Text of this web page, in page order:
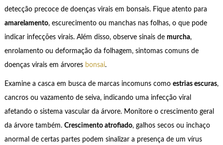
detecção precoce de doenças virais em bonsais. Fique atento para
amarelamento, escurecimento ou manchas nas folhas, o que pode
indicar infecções virais. Além disso, observe sinais de murcha,
enrolamento ou deformação da folhagem, sintomas comuns de
doenças virais em árvores bonsai.
Examine a casca em busca de marcas incomuns como estrias escuras,
cancros ou vazamento de seiva, indicando uma infecção viral
afetando o sistema vascular da árvore. Monitore o crescimento geral
da árvore também. Crescimento atrofiado, galhos secos ou inchaço
anormal de certas partes podem sinalizar a presença de um vírus